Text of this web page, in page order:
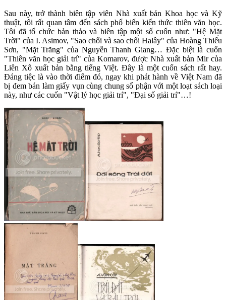
Sau này, trở thành biên tập viên Nhà xuất bản Khoa học và Kỹ
thuật, tôi rất quan tâm đến sách phổ biến kiến thức thiên văn học.
Tôi đã tổ chức bản thảo và biên tập một số cuốn như: "Hệ Mặt
Trời" của I. Asimov, "Sao chổi và sao chổi Halây" của Hoàng Thiếu
Sơn, "Mặt Trăng" của Nguyễn Thanh Giang… Đặc biệt là cuốn
"Thiên văn học giải trí" của Komarov, được Nhà xuất bản Mir của
Liên Xô xuất bản bằng tiếng Việt. Đây là một cuốn sách rất hay.
Đáng tiệc là vào thời điểm đó, ngay khi phát hành về Việt Nam đã
bị đem bán làm giấy vụn cùng chung số phận với một loạt sách loại
này, như các cuốn "Vật lý học giải trí", "Đại số giải trí"…!